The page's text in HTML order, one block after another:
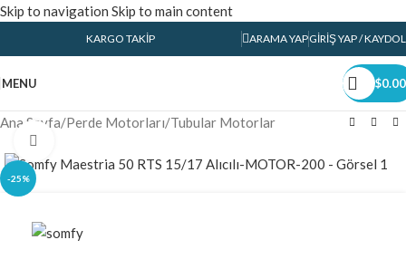
Skip to navigation Skip to main content
KARGO TAKIP ARAMA YAPGIRIŞ YAP / KAYDOL
MENU $0.00
Ana Sayfa/Perde Motorları/Tubular Motorlar
-25%